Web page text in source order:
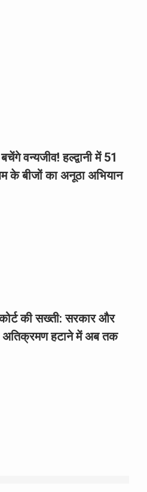
वन्यजीव! हल्द्वानी में 51
के बीजों का अनूठा अभियान
की सख्ती: सरकार और
अतिक्रमण हटाने में अब तक